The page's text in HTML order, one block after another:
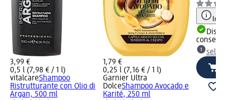
3,99 €
0,5 l (7,98 € / 1 l)
vitalcareShampoo
Ristrutturante con Olio di
Argan, 500 ml
1,79 €
0,25 l (7,16 € / 1 l)
Garnier Ultra
DolceShampoo Avocado e
Karité, 250 ml